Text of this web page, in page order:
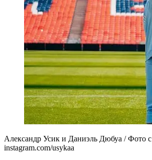
Александр Усик и Даниэль Дюбуа / Фото с
instagram.com/usykaa